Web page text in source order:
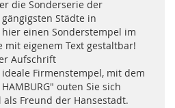
die Sonderserie der
Städte in
einen Sonderstempel im
mit eigenem Text gestaltbar!
Aufschrift
ideale Firmenstempel, mit dem
outen Sie sich
Freund der Hansestadt.